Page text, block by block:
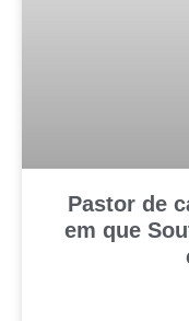
Pastor de
em que